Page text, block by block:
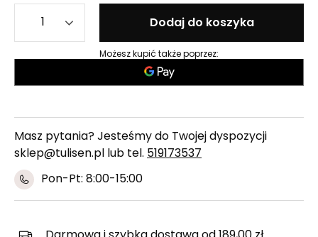
Dodaj do koszyka
Możesz kupić także poprzez:
Masz pytania? Jesteśmy do Twojej dyspozycji
sklep@tulisen.pl lub tel. 519173537
Pon-Pt: 8:00-15:00